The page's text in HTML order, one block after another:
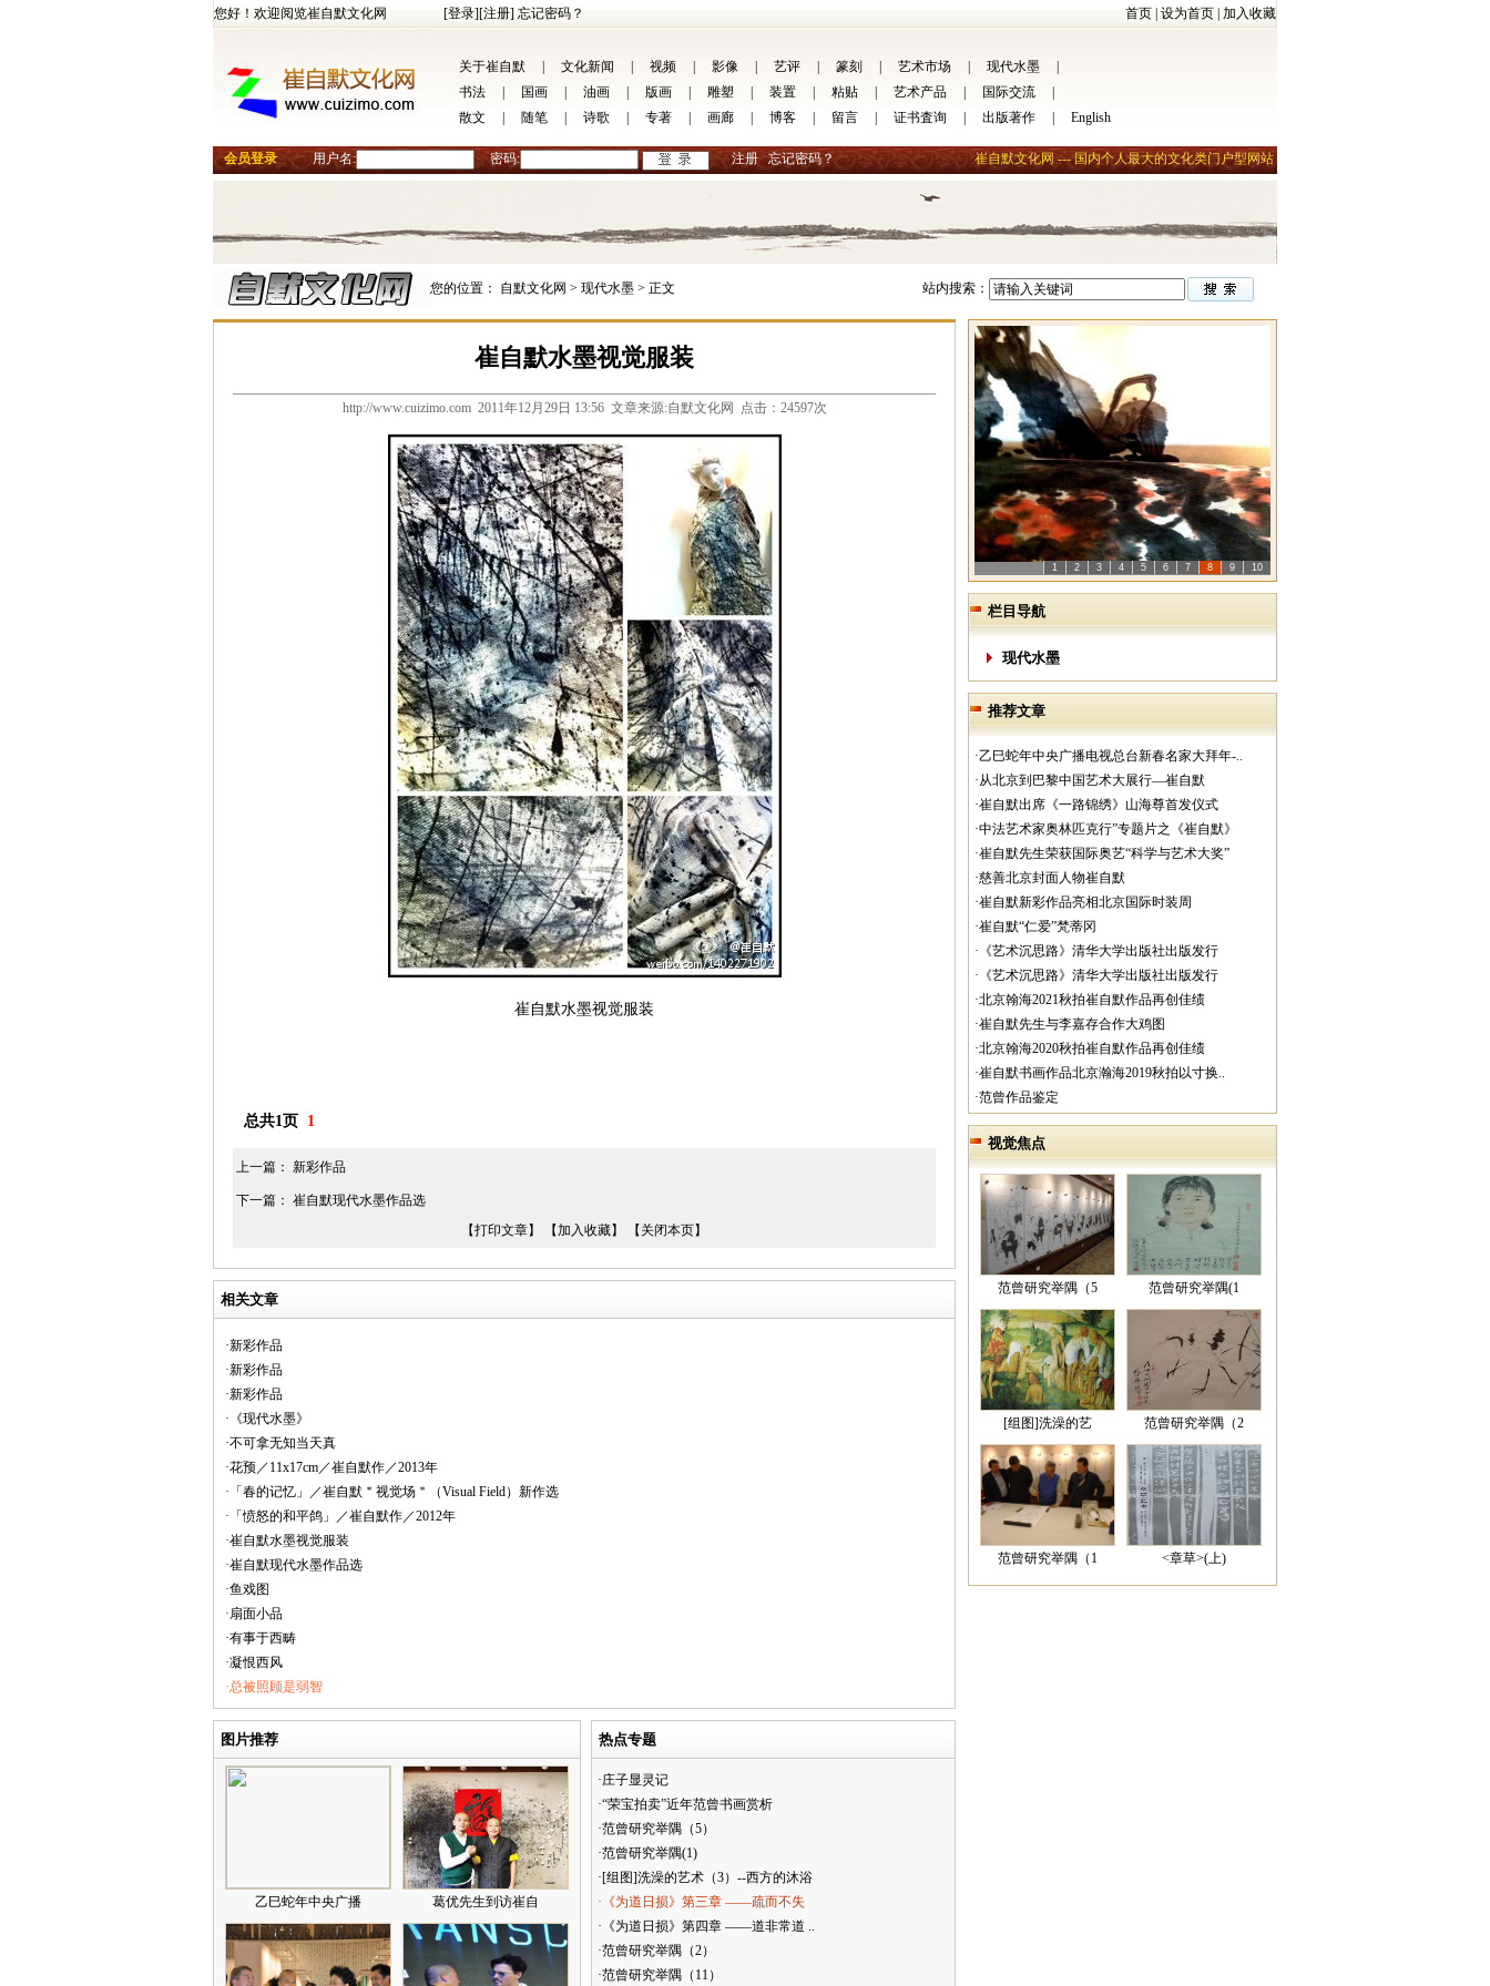
您好！欢迎阅览崔自默文化网 [登录][注册] 忘记密码？ 首页 设为首页 加入收藏
关于崔自默 文化新闻 视频 影像 艺评 篆刻 艺术市场 现代水墨
书法
国画 油画 版画 雕塑 装置 粘贴 艺术产品 国际交流
散文
随笔 诗歌 专著 画廊 博客 留言 证书査询 出版著作 English
会员登录 用户名: 密码: 注册 忘记密码？ 崔自默文化网 --- 国内个人最大的文化类门户型网站
您的位置： 自默文化网 > 现代水墨 > 正文 站内搜索：
崔自默水墨视觉服装
http://www.cuizimo.com 2011年12月29日 13:56 文章来源:自默文化网 点击：24597次
崔自默水墨视觉服装
总共1页 1
上一篇： 新彩作品
下一篇： 崔自默现代水墨作品选
【打印文章】
【加入收藏】 【关闭本页】
相关文章
·新彩作品
·新彩作品
·新彩作品
·《现代水墨》
·不可拿无知当天真
·花预／11x17cm／崔自默作／2013年
·「春的记忆」／崔自默＂视觉场＂（Visual Field）新作选
·「愤怒的和平鸽」／崔自默作／2012年
·崔自默水墨视觉服装
·崔自默现代水墨作品选
·鱼戏图
·扇面小品
·有事于西畴
·凝恨西风
·总被照顾是弱智
图片推荐
乙巳蛇年中央广播 葛优先生到访崔自
热点专题
·庄子显灵记
·“荣宝拍卖”近年范曾书画赏析
·范曾研究举隅（5）
·范曾研究举隅(1)
·[组图]洗澡的艺术（3）--西方的沐浴
·《为道日损》第三章 ——疏而不失
·《为道日损》第四章 ——道非常道 ..
·范曾研究举隅（2）
·范曾研究举隅（11）
1 2 3 4 5 6 7 8 9 10
栏目导航
现代水墨
推荐文章
·乙巳蛇年中央广播电视总台新春名家大拜年-..
·从北京到巴黎中国艺术大展行—崔自默
·崔自默出席《一路锦绣》山海尊首发仪式
·中法艺术家奥林匹克行”专题片之《崔自默》
·崔自默先生荣获国际奥艺“科学与艺术大奖”
·慈善北京封面人物崔自默
·崔自默新彩作品亮相北京国际时装周
·崔自默“仁爱”梵蒂冈
·《艺术沉思路》清华大学出版社出版发行
·《艺术沉思路》清华大学出版社出版发行
·北京翰海2021秋拍崔自默作品再创佳绩
·崔自默先生与李嘉存合作大鸡图
·北京翰海2020秋拍崔自默作品再创佳绩
·崔自默书画作品北京瀚海2019秋拍以寸换..
·范曾作品鉴定
视觉焦点
范曾研究举隅（5 范曾研究举隅(1
[组图]洗澡的艺 范曾研究举隅（2
范曾研究举隅（1 <章草>(上)